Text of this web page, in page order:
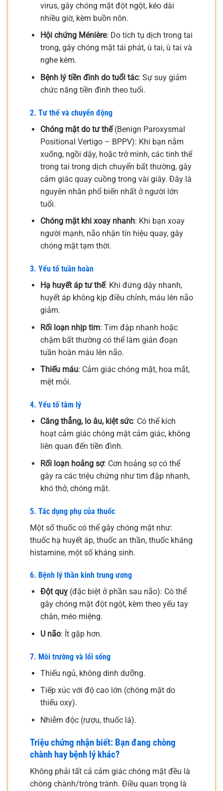
virus, gây chóng mặt đột ngột, kéo dài
nhiều giờ, kèm buồn nôn.
Hội chứng Ménière: Do tích tụ dịch trong tai
trong, gây chóng mặt tái phát, ù tai, ù tai và
nghe kém.
Bệnh lý tiền đình do tuổi tác: Sự suy giảm
chức năng tiền đình theo tuổi.
2. Tư thế và chuyển động
Chóng mặt do tư thế(Benign Paroxysmal
Positional Vertigo – BPPV): Khi bạn nằm
xuống, ngồi dậy, hoặc trở mình, các tinh thể
trong tai trong dịch chuyển bất thường, gây
cảm giác quay cuồng trong vài giây. Đây là
nguyên nhân phổ biến nhất ở người lớn
tuổi.
Chóng mặt khi xoay nhanh: Khi bạn xoay
người mạnh, não nhận tín hiệu quay, gây
chóng mặt tạm thời.
3. Yếu tố tuần hoàn
Hạ huyết áp tư thế: Khi đứng dậy nhanh,
huyết áp không kịp điều chỉnh, máu lên não
giảm.
Rối loạn nhịp tim: Tim đập nhanh hoặc
chậm bất thường có thể làm gián đoạn
tuần hoàn máu lên não.
Thiếu máu: Cảm giác chóng mặt, hoa mắt,
mệt mỏi.
4. Yếu tố tâm lý
Căng thẳng, lo âu, kiệt sức: Có thể kích
hoạt cảm giác chóng mặt cảm giác, không
liên quan đến tiền đình.
Rối loạn hoảng sợ: Cơn hoảng sợ có thể
gây ra các triệu chứng như tim đập nhanh,
khó thở, chóng mặt.
5. Tác dụng phụ của thuốc
Một số thuốc có thể gây chóng mặt như:
thuốc hạ huyết áp, thuốc an thần, thuốc kháng
histamine, một số kháng sinh.
6. Bệnh lý thần kinh trung ương
Đột quỵ(đặc biệt ở phần sau não): Có thể
gây chóng mặt đột ngột, kèm theo yếu tay
chân, méo miệng.
U não: Ít gặp hơn.
7. Môi trường và lối sống
Thiếu ngủ, không dinh dưỡng.
Tiếp xúc với độ cao lớn (chóng mặt do
thiếu oxy).
Nhiễm độc (rượu, thuốc lá).
Triệu chứng nhận biết: Bạn đang chòng
chành hay bệnh lý khác?
Không phải tất cả cảm giác chóng mặt đều là
chòng chành/tròng trành. Điều quan trọng là